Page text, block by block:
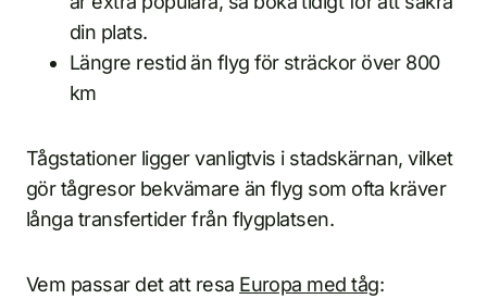
din plats.
Längre restid än flyg för sträckor över 800
km
Tågstationer ligger vanligtvis i stadskärnan, vilket
gör tågresor bekvämare än flyg som ofta kräver
långa transfertider från flygplatsen.
Vem passar det att resa Europa med tåg: